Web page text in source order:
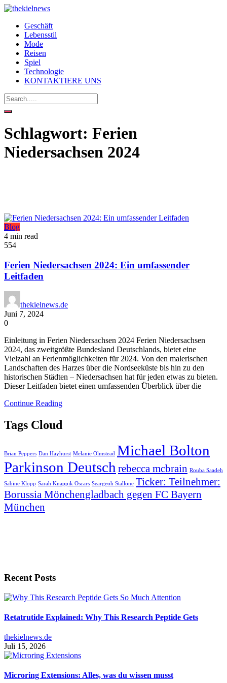
Geschäft
Lebensstil
Mode
Reisen
Spiel
Technologie
KONTAKTIERE UNS
Schlagwort: Ferien
Niedersachsen 2024
Blog
4 min read
554
Ferien Niedersachsen 2024: Ein umfassender
Leitfaden
thekielnews.de
Juni 7, 2024
0
Einleitung in Ferien Niedersachsen 2024 Ferien Niedersachsen
2024, das zweitgrößte Bundesland Deutschlands, bietet eine
Vielzahl an Ferienmöglichkeiten für 2024. Von den malerischen
Landschaften des Harzes über die Nordseeküste bis hin zu den
historischen Städten – Niedersachsen hat für jeden etwas zu bieten.
Dieser Leitfaden bietet einen umfassenden Überblick über die
Continue Reading
Tags Cloud
Brian Peppers Dan Hayhurst Melanie Olmstead Michael Bolton
Parkinson Deutsch rebecca mcbrain Rouba Saadeh
Sabine Klopp Sarah Knappik Oscars Seargeoh Stallone Ticker: Teilnehmer:
Borussia Mönchengladbach gegen FC Bayern
München
Recent Posts
Retatrutide Explained: Why This Research Peptide Gets
thekielnews.de
Juli 15, 2026
Microring Extensions: Alles, was du wissen musst